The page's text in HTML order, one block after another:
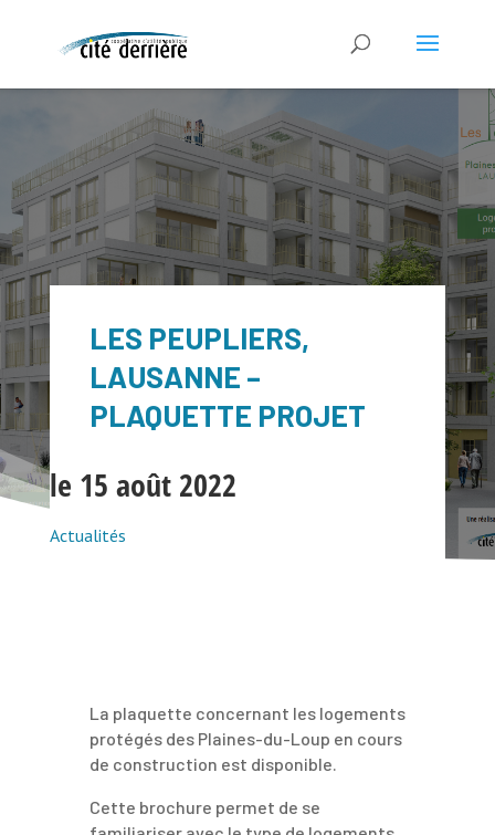
LES PEUPLIERS,
LAUSANNE –
PLAQUETTE PROJET
le 15 août 2022
Actualités
La plaquette concernant les logements
protégés des Plaines-du-Loup en cours
de construction est disponible.
Cette brochure permet de se